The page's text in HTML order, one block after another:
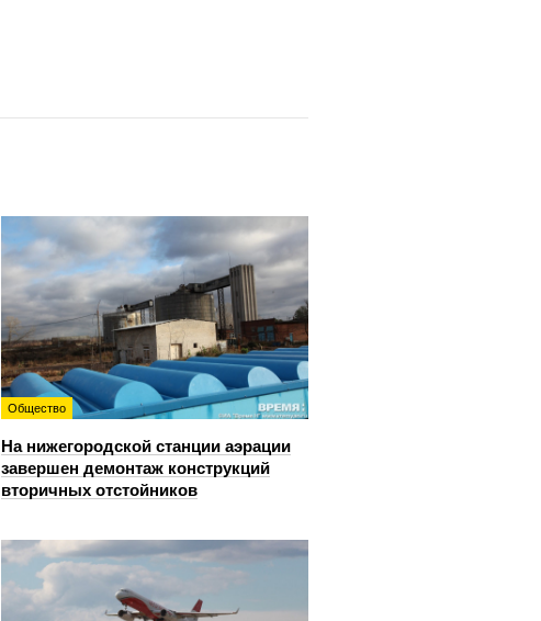
Общество
На нижегородской станции аэрации
завершен демонтаж конструкций
вторичных отстойников